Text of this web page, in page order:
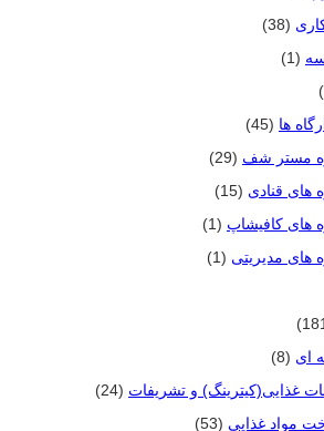
(38)
(1)
ها (45)
مستر شف (29)
های قنادی (15)
های کافیشاپ (1)
های مدیریتی (1)
ای (8)
غذایی(کیترینگ) و تشریفات (24)
مواد غذایی (53)